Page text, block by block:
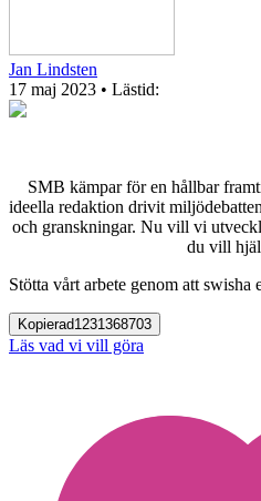
Jan Lindsten
17 maj 2023 • Lästid:
SMB kämpar för en hållbar
ideella redaktion drivit
och granskningar. Nu vill vi
du vill
Stötta vårt arbete genom att swisha
Kopierad1231368703
Läs vad vi vill göra